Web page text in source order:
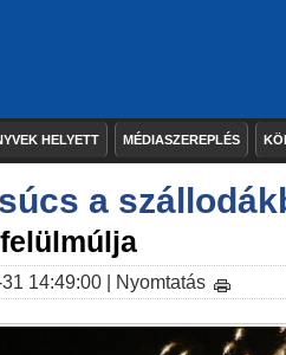
HELYETT MÉDIASZEREPLÉS
a
14:49:00 | Nyomtatás